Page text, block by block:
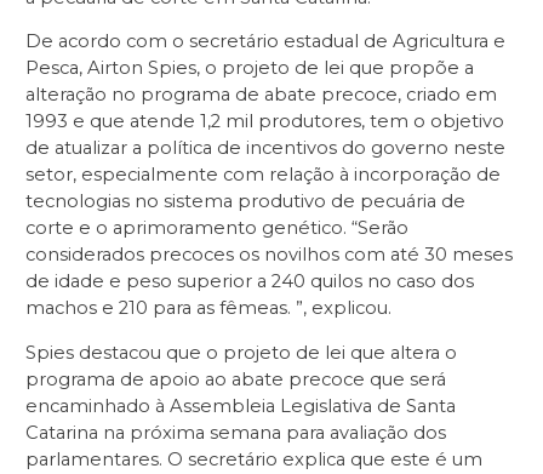
De acordo com o secretário estadual de Agricultura e
Pesca, Airton Spies, o projeto de lei que propõe a
alteração no programa de abate precoce, criado em
1993 e que atende 1,2 mil produtores, tem o objetivo
de atualizar a política de incentivos do governo neste
setor, especialmente com relação à incorporação de
tecnologias no sistema produtivo de pecuária de
corte e o aprimoramento genético. “Serão
considerados precoces os novilhos com até 30 meses
de idade e peso superior a 240 quilos no caso dos
machos e 210 para as fêmeas. ”, explicou.
Spies destacou que o projeto de lei que altera o
programa de apoio ao abate precoce que será
encaminhado à Assembleia Legislativa de Santa
Catarina na próxima semana para avaliação dos
parlamentares. O secretário explica que este é um